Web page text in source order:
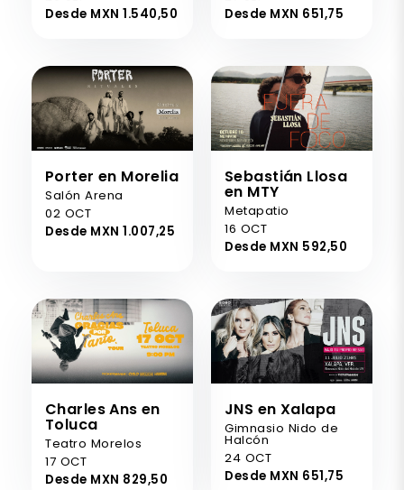
Desde MXN 1.540,50
Desde MXN 651,75
Porter en Morelia
Salón Arena
02 OCT
Desde MXN 1.007,25
Sebastián Llosa
en MTY
Metapatio
16 OCT
Desde MXN 592,50
Charles Ans en
Toluca
Teatro Morelos
17 OCT
Desde MXN 829,50
JNS en Xalapa
Gimnasio Nido de
Halcón
24 OCT
Desde MXN 651,75